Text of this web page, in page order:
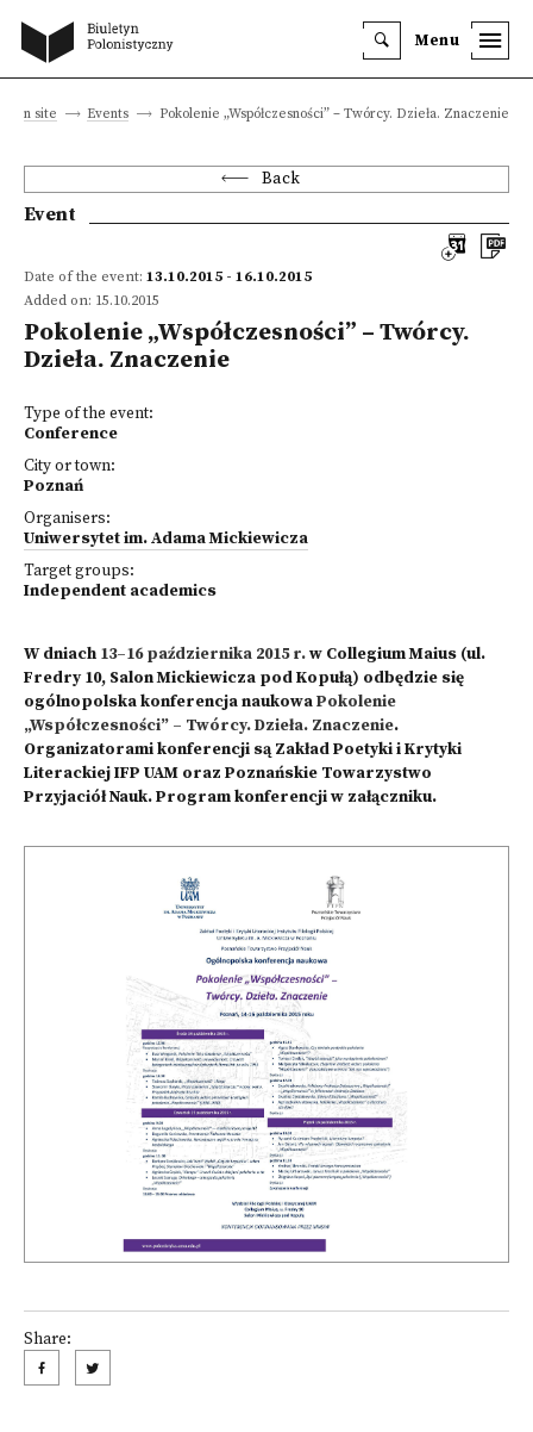
Menu
Main site Events Pokolenie „Współczesności” – Twórcy. Dzieła. Znaczenie
Back
Event
Date of the event: 13.10.2015 - 16.10.2015
Added on: 15.10.2015
Pokolenie „Współczesności” – Twórcy.
Dzieła. Znaczenie
Type of the event:
Conference
City or town:
Poznań
Organisers:
Uniwersytet im. Adama Mickiewicza
Target groups:
Independent academics
W dniach 13–16 października 2015 r.w Collegium Maius (ul.
Fredry 10, Salon Mickiewicza pod Kopułą) odbędzie się
ogólnopolska konferencja naukowaPokolenie
„Współczesności” – Twórcy. Dzieła. Znaczenie.
Organizatorami konferencji są Zakład Poetyki i Krytyki
Literackiej IFP UAM oraz Poznańskie Towarzystwo
Przyjaciół Nauk. Program konferencji w załączniku.
Share: